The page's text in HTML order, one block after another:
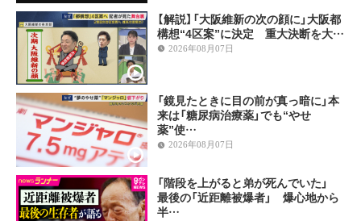
【解説】「大阪維新の次の顔に」大阪都
構想“4区案”に決定 重大決断を大…
2026年08月07日
「鏡見たときに目の前が真っ暗に」本
来は「糖尿病治療薬」でも“やせ
薬”使…
2026年08月07日
「階段を上がると弟が死んでいた」
最後の「近距離被爆者」 爆心地から
半…